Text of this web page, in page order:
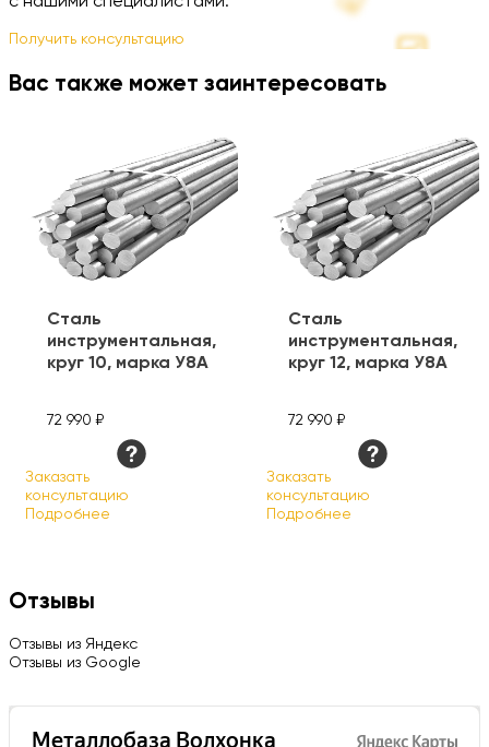
Получить консультацию
Вас также может заинтересовать
Сталь
инструментальная,
круг 10, марка У8А
72 990 ₽
Заказать
консультацию
Подробнее
Сталь
инструментальная,
круг 12, марка У8А
72 990 ₽
Заказать
консультацию
Подробнее
Отзывы
Отзывы из Яндекс
Отзывы из Google